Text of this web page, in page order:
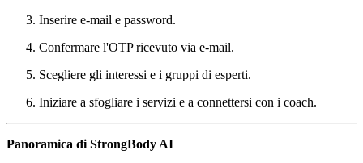
Inserire e-mail e password.
Confermare l'OTP ricevuto via e-mail.
Scegliere gli interessi e i gruppi di esperti.
Iniziare a sfogliare i servizi e a connettersi con i coach.
Panoramica di StrongBody AI